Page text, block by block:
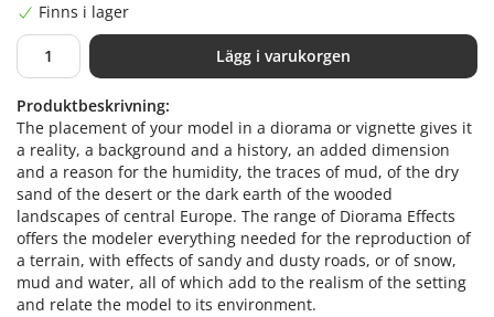
Finns i lager
Lägg i varukorgen
Produktbeskrivning:
The placement of your model in a diorama or vignette gives it
a reality, a background and a history, an added dimension
and a reason for the humidity, the traces of mud, of the dry
sand of the desert or the dark earth of the wooded
landscapes of central Europe. The range of Diorama Effects
offers the modeler everything needed for the reproduction of
a terrain, with effects of sandy and dusty roads, or of snow,
mud and water, all of which add to the realism of the setting
and relate the model to its environment.